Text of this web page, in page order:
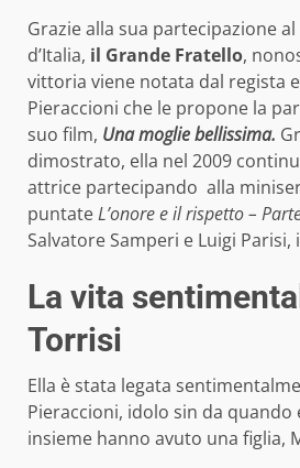
Grazie alla sua partecipazione
d’Italia, il Grande Fratello,
vittoria viene notata dal regista
Pieraccioni che le propone la
suo film, Una moglie bellissima.
dimostrato, ella nel 2009
attrice partecipando alla
puntateL’onore e il rispetto –
Salvatore Samperi e Luigi Parisi,
La vita
Torrisi
Ella è stata legata
Pieraccioni, idolo sin da quando
insieme hanno avuto una figlia,